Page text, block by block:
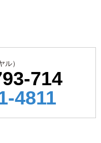
ル）
714
4811